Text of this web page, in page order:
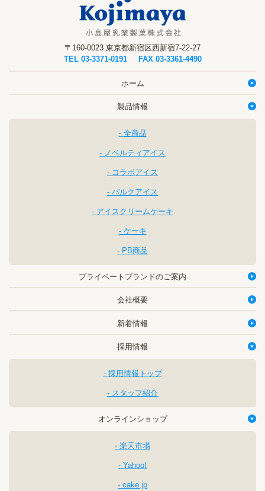
〒160-0023 東京都新宿区西新宿7-22-27
TEL 03-3371-0191 FAX 03-3361-4490
ホーム
製品情報
全商品
ノベルティアイス
コラボアイス
バルクアイス
アイスクリームケーキ
ケーキ
PB商品
プライベートブランドのご案内
会社概要
新着情報
採用情報
採用情報トップ
スタッフ紹介
オンラインショップ
楽天市場
Yahoo!
cake.jp